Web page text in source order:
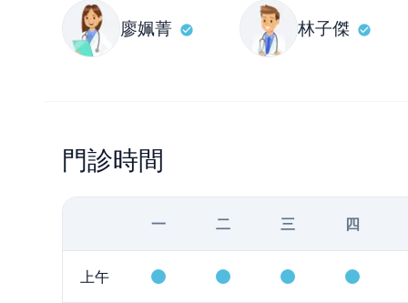
廖姵菁 林子傑
門診時間
一 二 三 四
上午